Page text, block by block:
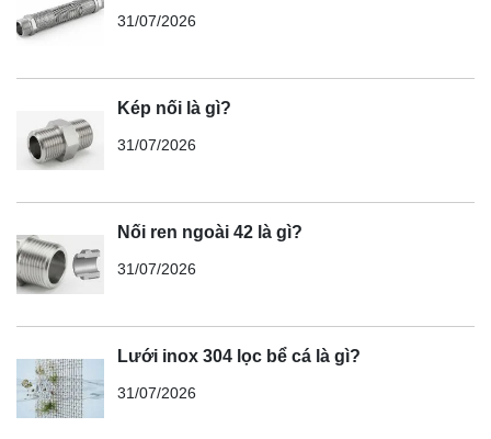
31/07/2026
Kép nối là gì?
31/07/2026
Nối ren ngoài 42 là gì?
31/07/2026
Lưới inox 304 lọc bể cá là gì?
31/07/2026